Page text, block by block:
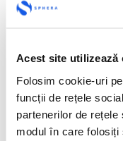
Acest site utilizează
Folosim cookie-uri
funcții de rețele
partenerilor de
modul în care